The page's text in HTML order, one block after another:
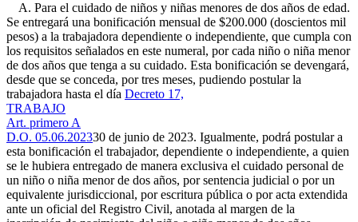
A. Para el cuidado de niños y niñas menores de dos años de edad.
Se entregará una bonificación mensual de $200.000 (doscientos mil
pesos) a la trabajadora dependiente o independiente, que cumpla con
los requisitos señalados en este numeral, por cada niño o niña menor
de dos años que tenga a su cuidado. Esta bonificación se devengará,
desde que se conceda, por tres meses, pudiendo postular la
trabajadora hasta el día Decreto 17,
TRABAJO
Art. primero A
D.O. 05.06.202330 de junio de 2023. Igualmente, podrá postular a
esta bonificación el trabajador, dependiente o independiente, a quien
se le hubiera entregado de manera exclusiva el cuidado personal de
un niño o niña menor de dos años, por sentencia judicial o por un
equivalente jurisdiccional, por escritura pública o por acta extendida
ante un oficial del Registro Civil, anotada al margen de la